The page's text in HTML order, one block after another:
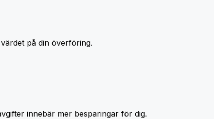
på din överföring.
innebär mer besparingar för dig.